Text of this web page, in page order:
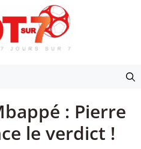
: Pierre
le verdict !